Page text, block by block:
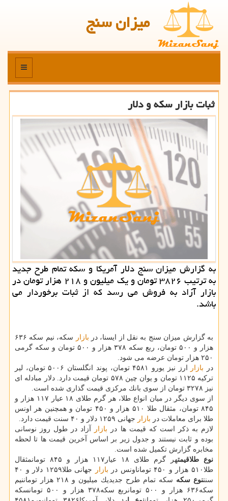
میزان سنج
منو
ثبات بازار سكه و دلار
به گزارش میزان سنج دلار آمریكا و سكه تمام طرح جدید
به ترتیب ۳۸۲۶ تومان و یك میلیون و ۲۱۸ هزار تومان در
بازار آزاد به فروش می رسد كه از ثبات برخوردار می
باشد.
به گزارش میزان سنج به نقل از ایسنا، در بازار
سكه، نیم سكه ۶۳۶
هزار و ۵۰۰ تومان، ربع سكه ۳۷۸ هزار و ۵۰۰ تومان و سكه گرمی
۲۵۰ هزار تومان عرضه می شود.
در بازار
ارز نیز یورو ۴۵۸۱ تومان، پوند انگلستان ۵۰۰۶ تومان، لیر
تركیه ۱۱۲۵ تومان و یوان چین ۵۷۸ تومان قیمت دارد. دلار مبادله ای
نیز ۳۲۷۸ تومان از سوی بانك مركزی قیمت گذاری شده است.
از سوی دیگر در میان انواع طلا، هر گرم طلای ۱۸ عیار ۱۱۷ هزار و
۸۴۵ تومان، مثقال طلا ۵۱۰ هزار و ۴۵۰ تومان و همچنین هر اونس
طلا برای معاملات در بازار جهانی ۱۲۵۹ دلار و ۴۰ سنت قیمت دارد.
لازم به ذكر است كه قیمت ها در بازار
آزاد در طول روز نوسانی
بوده و ثابت نیستند و جدول زیر بر اساس آخرین قیمت ها تا لحظه
مخابره گزارش تكمیل شده است.
نوع طلاقیمت
هر گرم طلای ۱۸ عیار۱۱۷ هزار و ۸۴۵ تومانمثقال
طلا۵۱۰ هزار و ۴۵۰ توماناونس در
بازار
جهانی طلا۱۲۵۹ دلار و ۴۰
سنتنوع سكه
سكه تمام طرح جدیدیك میلیون و ۲۱۸ هزار توماننیم
سكه۶۳۶ هزار و ۵۰۰ تومانربع سكه۳۷۸ هزار و ۵۰۰ تومانسكه